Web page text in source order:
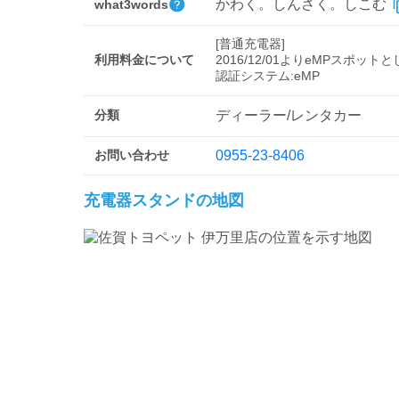
what3words かわく。しんさく。しこむ
利用料金について
[普通充電器]
2016/12/01よりeMPスポットと
分類 ディーラー/レンタカー
お問い合わせ 0955-23-8406
充電器スタンドの地図